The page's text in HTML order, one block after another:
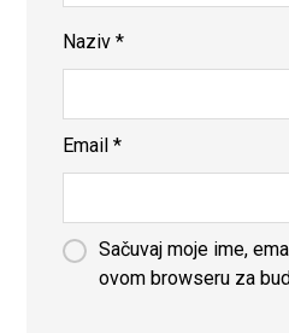
Naziv*
Email*
Sačuvaj moje ime,
ovom browseru za